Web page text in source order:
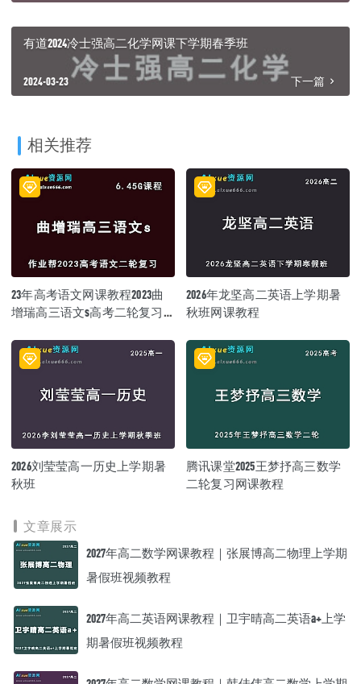
有道2024冷士强高二化学网课下学期春季班
2024-03-23 下一篇
相关推荐
23年高考语文网课教程2023曲
增瑞高三语文s高考二轮复习
2026年龙坚高二英语上学期暑
秋班网课教程
2026刘莹莹高一历史上学期暑
秋班
腾讯课堂2025王梦抒高三数学
二轮复习网课教程
文章展示
2027年高二数学网课教程｜张展博高二物理上学期
暑假班视频教程
2027年高二英语网课教程｜卫宇晴高二英语a+上学
期暑假班视频教程